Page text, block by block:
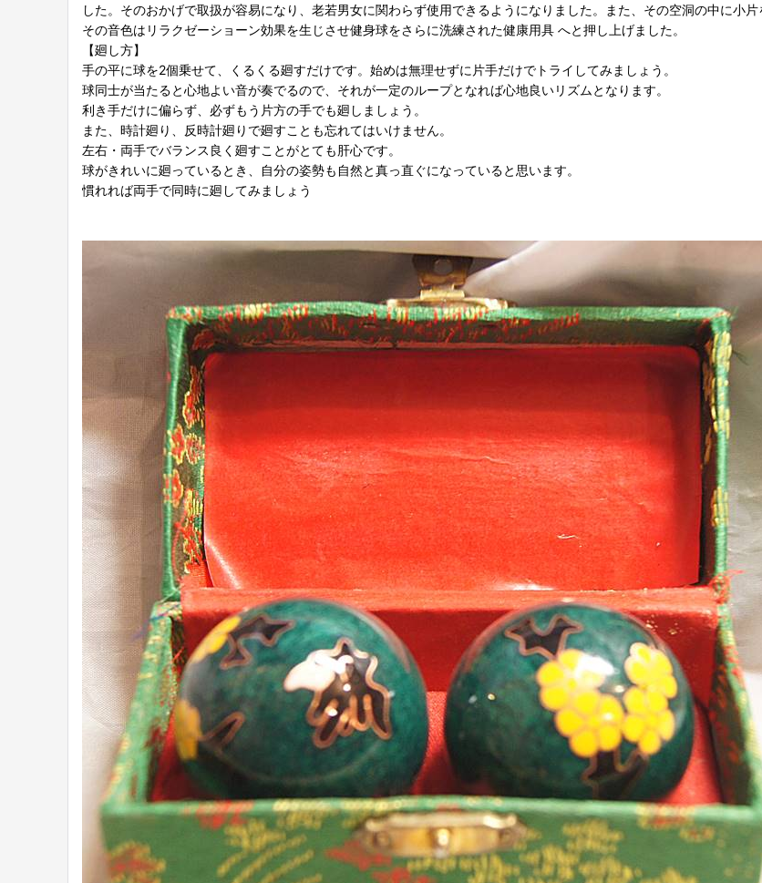
した。そのおかげで取扱が容易になり、老若男女に関わらず使用できるようになりました。また、その空洞の中に小
その音色はリラクゼーショーン効果を生じさせ健身球をさらに洗練された健康用具 へと押し上げました。
【廻し方】
手の平に球を2個乗せて、くるくる廻すだけです。始めは無理せずに片手だけでトライしてみましょう。
球同士が当たると心地よい音が奏でるので、それが一定のループとなれば心地良いリズムとなります。
利き手だけに偏らず、必ずもう片方の手でも廻しましょう。
また、時計廻り、反時計廻りで廻すことも忘れてはいけません。
左右・両手でバランス良く廻すことがとても肝心です。
球がきれいに廻っているとき、自分の姿勢も自然と真っ直ぐになっていると思います。
慣れれば両手で同時に廻してみましょう